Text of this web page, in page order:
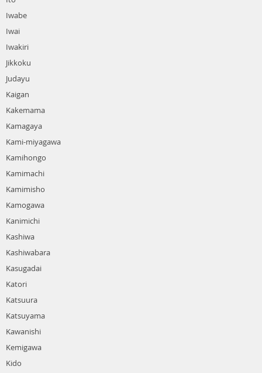
Iwabe
Iwai
Iwakiri
Jikkoku
Judayu
Kaigan
Kakemama
Kamagaya
Kami-miyagawa
Kamihongo
Kamimachi
Kamimisho
Kamogawa
Kanimichi
Kashiwa
Kashiwabara
Kasugadai
Katori
Katsuura
Katsuyama
Kawanishi
Kemigawa
Kido